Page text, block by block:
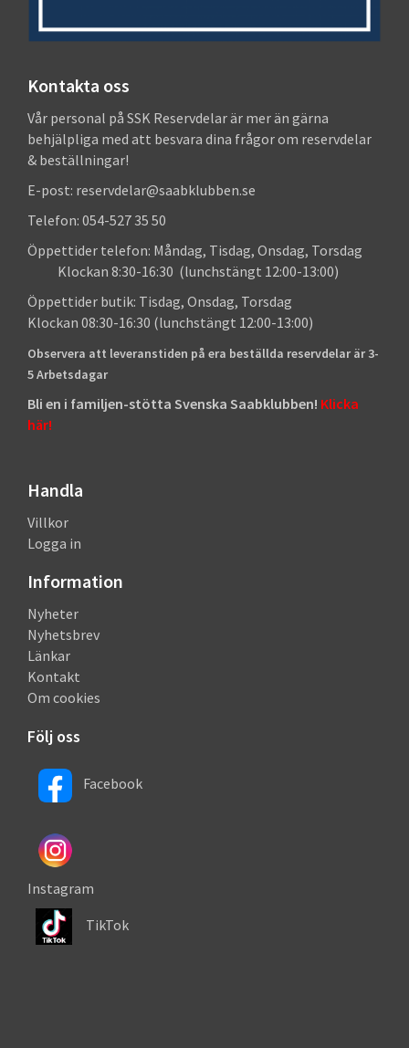
Kontakta oss
Vår personal på SSK Reservdelar är mer än gärna
behjälpliga med att besvara dina frågor om reservdelar
& beställningar!
E-post: reservdelar@saabklubben.se
Telefon: 054-527 35 50
Öppettider telefon: Måndag, Tisdag, Onsdag, Torsdag
Klockan 8:30-16:30 (lunchstängt 12:00-13:00)
Öppettider butik: Tisdag, Onsdag, Torsdag
Klockan 08:30-16:30 (lunchstängt 12:00-13:00)
Observera att leveranstiden på era beställda reservdelar är 3-
5 Arbetsdagar
Bli en i familjen-stötta Svenska Saabklubben! Klicka
här!
Handla
Villkor
Logga in
Information
Nyheter
Nyhetsbrev
Länkar
Kontakt
Om cookies
Följ oss
Facebook
Instagram
TikTok